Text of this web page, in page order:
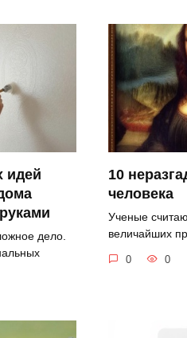
идей
дело.
10
человека
Ученые
величайших
0 0